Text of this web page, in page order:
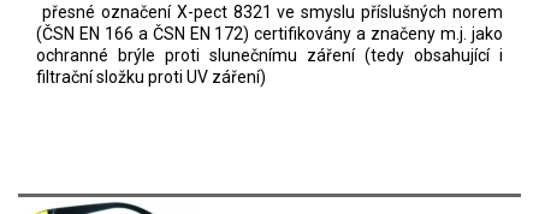
přesné označení X-pect 8321 ve smyslu příslušných norem
(ČSN EN 166 a ČSN EN 172) certifikovány a značeny m.j. jako
ochranné brýle proti slunečnímu záření (tedy obsahující i
filtrační složku proti UV záření)